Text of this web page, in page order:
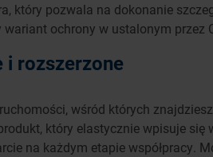
który pozwala na dokonanie
ochrony w ustalonym przez
rozszerzone
wśród których
który elastycznie wpisuje
na każdym etapie współpracy.